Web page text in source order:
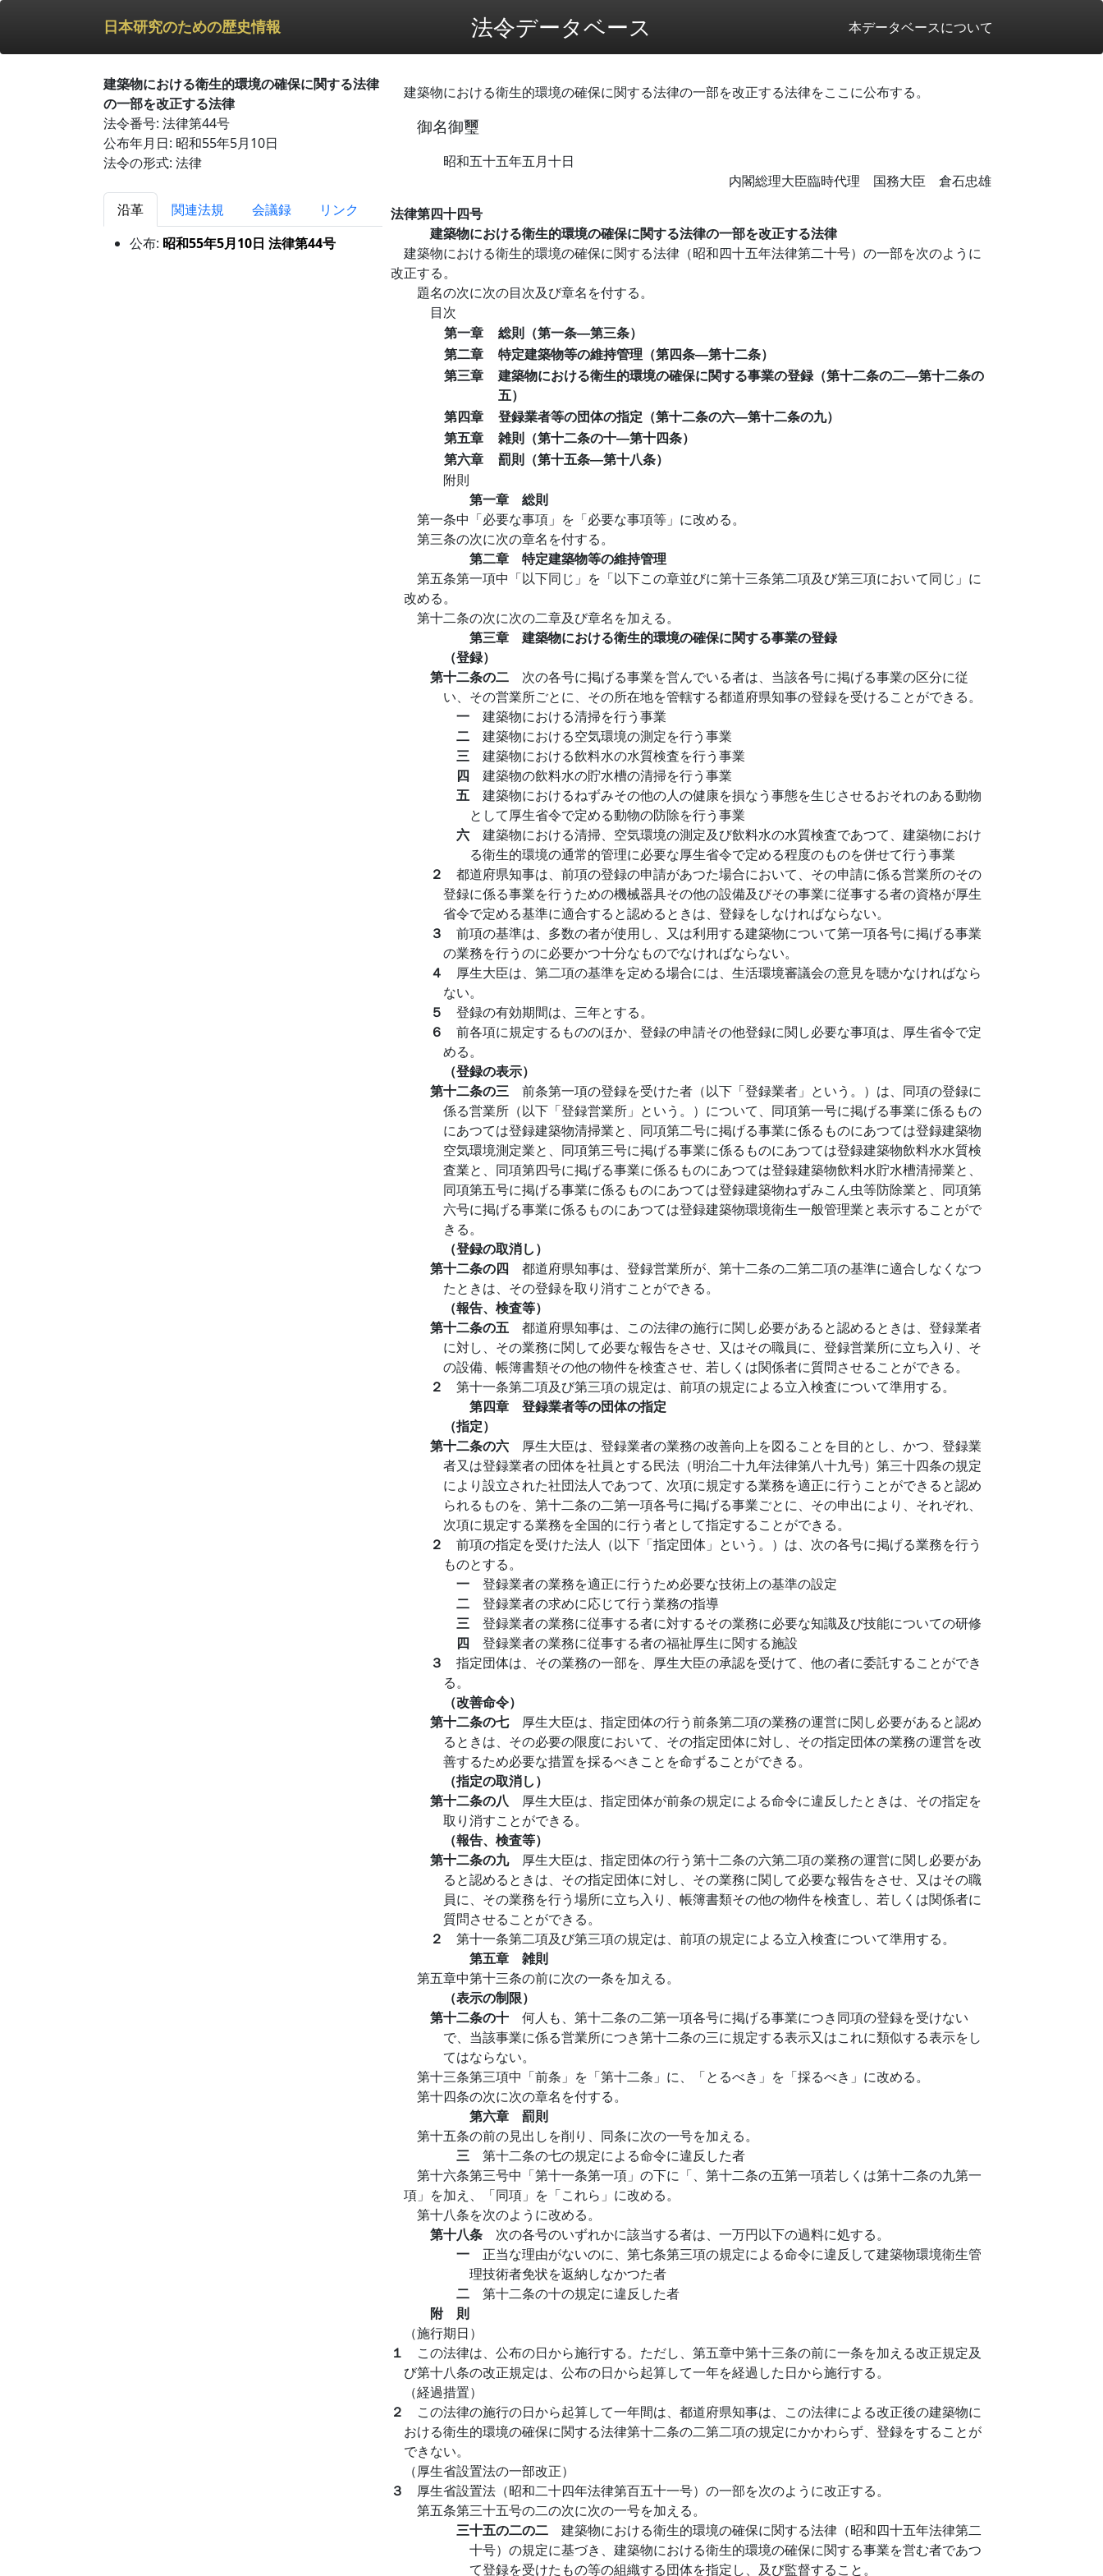
日本研究のための歴史情報 法令データベース 本データベースについて
建築物における衛生的環境の確保に関する法律
の一部を改正する法律
法令番号: 法律第44号
公布年月日: 昭和55年5月10日
法令の形式: 法律
沿革 関連法規 会議録
リンク
公布: 昭和55年5月10日 法律第44号
建築物における衛生的環境の確保に関する法律の一部を改正する法律をここに公布する。
御名御璽
昭和五十五年五月十日
内閣総理大臣臨時代理 国務大臣 倉石忠雄
法律第四十四号
建築物における衛生的環境の確保に関する法律の一部を改正する法律
建築物における衛生的環境の確保に関する法律（昭和四十五年法律第二十号）の一部を次のように
改正する。
題名の次に次の目次及び章名を付する。
目次
第一章
総則（第一条―第三条）
第二章
特定建築物等の維持管理（第四条―第十二条）
第三章
建築物における衛生的環境の確保に関する事業の登録（第十二条の二―第十二条の
五）
第四章
登録業者等の団体の指定（第十二条の六―第十二条の九）
第五章
雑則（第十二条の十―第十四条）
第六章
罰則（第十五条―第十八条）
附則
第一章 総則
第一条中「必要な事項」を「必要な事項等」に改める。
第三条の次に次の章名を付する。
第二章 特定建築物等の維持管理
第五条第一項中「以下同じ」を「以下この章並びに第十三条第二項及び第三項において同じ」に
改める。
第十二条の次に次の二章及び章名を加える。
第三章 建築物における衛生的環境の確保に関する事業の登録
（登録）
第十二条の二 次の各号に掲げる事業を営んでいる者は、当該各号に掲げる事業の区分に従
い、その営業所ごとに、その所在地を管轄する都道府県知事の登録を受けることができる。
一 建築物における清掃を行う事業
二 建築物における空気環境の測定を行う事業
三 建築物における飲料水の水質検査を行う事業
四 建築物の飲料水の貯水槽の清掃を行う事業
五 建築物におけるねずみその他の人の健康を損なう事態を生じさせるおそれのある動物
として厚生省令で定める動物の防除を行う事業
六 建築物における清掃、空気環境の測定及び飲料水の水質検査であつて、建築物におけ
る衛生的環境の通常的管理に必要な厚生省令で定める程度のものを併せて行う事業
２ 都道府県知事は、前項の登録の申請があつた場合において、その申請に係る営業所のその
登録に係る事業を行うための機械器具その他の設備及びその事業に従事する者の資格が厚生
省令で定める基準に適合すると認めるときは、登録をしなければならない。
３ 前項の基準は、多数の者が使用し、又は利用する建築物について第一項各号に掲げる事業
の業務を行うのに必要かつ十分なものでなければならない。
４ 厚生大臣は、第二項の基準を定める場合には、生活環境審議会の意見を聴かなければなら
ない。
５ 登録の有効期間は、三年とする。
６ 前各項に規定するもののほか、登録の申請その他登録に関し必要な事項は、厚生省令で定
める。
（登録の表示）
第十二条の三 前条第一項の登録を受けた者（以下「登録業者」という。）は、同項の登録に
係る営業所（以下「登録営業所」という。）について、同項第一号に掲げる事業に係るもの
にあつては登録建築物清掃業と、同項第二号に掲げる事業に係るものにあつては登録建築物
空気環境測定業と、同項第三号に掲げる事業に係るものにあつては登録建築物飲料水水質検
査業と、同項第四号に掲げる事業に係るものにあつては登録建築物飲料水貯水槽清掃業と、
同項第五号に掲げる事業に係るものにあつては登録建築物ねずみこん虫等防除業と、同項第
六号に掲げる事業に係るものにあつては登録建築物環境衛生一般管理業と表示することがで
きる。
（登録の取消し）
第十二条の四 都道府県知事は、登録営業所が、第十二条の二第二項の基準に適合しなくなつ
たときは、その登録を取り消すことができる。
（報告、検査等）
第十二条の五 都道府県知事は、この法律の施行に関し必要があると認めるときは、登録業者
に対し、その業務に関して必要な報告をさせ、又はその職員に、登録営業所に立ち入り、そ
の設備、帳簿書類その他の物件を検査させ、若しくは関係者に質問させることができる。
２ 第十一条第二項及び第三項の規定は、前項の規定による立入検査について準用する。
第四章 登録業者等の団体の指定
（指定）
第十二条の六 厚生大臣は、登録業者の業務の改善向上を図ることを目的とし、かつ、登録業
者又は登録業者の団体を社員とする民法（明治二十九年法律第八十九号）第三十四条の規定
により設立された社団法人であつて、次項に規定する業務を適正に行うことができると認め
られるものを、第十二条の二第一項各号に掲げる事業ごとに、その申出により、それぞれ、
次項に規定する業務を全国的に行う者として指定することができる。
２ 前項の指定を受けた法人（以下「指定団体」という。）は、次の各号に掲げる業務を行う
ものとする。
一 登録業者の業務を適正に行うため必要な技術上の基準の設定
二 登録業者の求めに応じて行う業務の指導
三 登録業者の業務に従事する者に対するその業務に必要な知識及び技能についての研修
四 登録業者の業務に従事する者の福祉厚生に関する施設
３ 指定団体は、その業務の一部を、厚生大臣の承認を受けて、他の者に委託することができ
る。
（改善命令）
第十二条の七 厚生大臣は、指定団体の行う前条第二項の業務の運営に関し必要があると認め
るときは、その必要の限度において、その指定団体に対し、その指定団体の業務の運営を改
善するため必要な措置を採るべきことを命ずることができる。
（指定の取消し）
第十二条の八 厚生大臣は、指定団体が前条の規定による命令に違反したときは、その指定を
取り消すことができる。
（報告、検査等）
第十二条の九 厚生大臣は、指定団体の行う第十二条の六第二項の業務の運営に関し必要があ
ると認めるときは、その指定団体に対し、その業務に関して必要な報告をさせ、又はその職
員に、その業務を行う場所に立ち入り、帳簿書類その他の物件を検査し、若しくは関係者に
質問させることができる。
２ 第十一条第二項及び第三項の規定は、前項の規定による立入検査について準用する。
第五章 雑則
第五章中第十三条の前に次の一条を加える。
（表示の制限）
第十二条の十 何人も、第十二条の二第一項各号に掲げる事業につき同項の登録を受けない
で、当該事業に係る営業所につき第十二条の三に規定する表示又はこれに類似する表示をし
てはならない。
第十三条第三項中「前条」を「第十二条」に、「とるべき」を「採るべき」に改める。
第十四条の次に次の章名を付する。
第六章 罰則
第十五条の前の見出しを削り、同条に次の一号を加える。
三 第十二条の七の規定による命令に違反した者
第十六条第三号中「第十一条第一項」の下に「、第十二条の五第一項若しくは第十二条の九第一
項」を加え、「同項」を「これら」に改める。
第十八条を次のように改める。
第十八条 次の各号のいずれかに該当する者は、一万円以下の過料に処する。
一 正当な理由がないのに、第七条第三項の規定による命令に違反して建築物環境衛生管
理技術者免状を返納しなかつた者
二 第十二条の十の規定に違反した者
附 則
（施行期日）
１ この法律は、公布の日から施行する。ただし、第五章中第十三条の前に一条を加える改正規定及
び第十八条の改正規定は、公布の日から起算して一年を経過した日から施行する。
（経過措置）
２ この法律の施行の日から起算して一年間は、都道府県知事は、この法律による改正後の建築物に
おける衛生的環境の確保に関する法律第十二条の二第二項の規定にかかわらず、登録をすることが
できない。
（厚生省設置法の一部改正）
３ 厚生省設置法（昭和二十四年法律第百五十一号）の一部を次のように改正する。
第五条第三十五号の二の次に次の一号を加える。
三十五の二の二 建築物における衛生的環境の確保に関する法律（昭和四十五年法律第二
十号）の規定に基づき、建築物における衛生的環境の確保に関する事業を営む者であつ
て登録を受けたもの等の組織する団体を指定し、及び監督すること。